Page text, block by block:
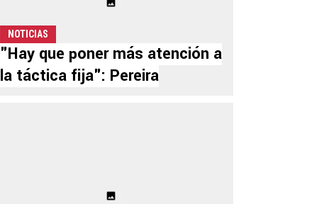
NOTICIAS
"Hay que poner más atención a
la táctica fija": Pereira